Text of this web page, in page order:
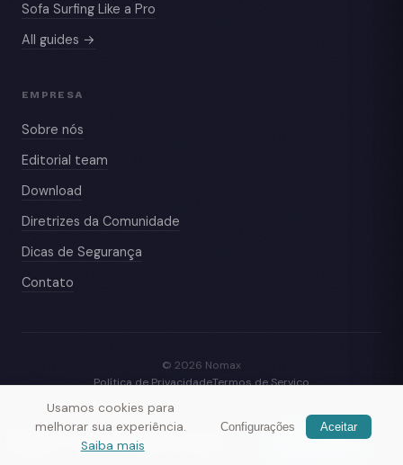
Sofa Surfing Like a Pro
All guides →
EMPRESA
Sobre nós
Editorial team
Download
Diretrizes da Comunidade
Dicas de Segurança
Contato
© 2026 Nomax
Política de PrivacidadeTermos de Serviço
Usamos cookies para
melhorar sua experiência.
Saiba mais
Configurações Aceitar
— conheça viajantes por perto Baixar app